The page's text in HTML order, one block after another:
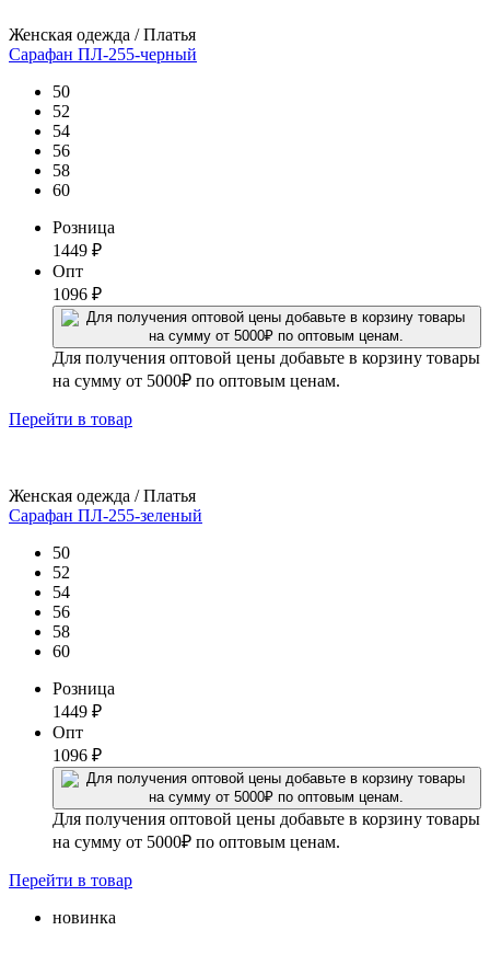
Женская одежда / Платья
Сарафан ПЛ-255-черный
50
52
54
56
58
60
Розница
1449 ₽
Опт
1096 ₽
Для получения оптовой цены добавьте в корзину товары
на сумму от 5000₽ по оптовым ценам.
Перейти в товар
Женская одежда / Платья
Сарафан ПЛ-255-зеленый
50
52
54
56
58
60
Розница
1449 ₽
Опт
1096 ₽
Для получения оптовой цены добавьте в корзину товары
на сумму от 5000₽ по оптовым ценам.
Перейти в товар
новинка